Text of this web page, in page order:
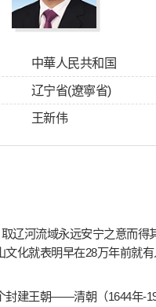
中華人民共和国
辽宁省(遼寧省)
王新伟
辽河流域永远安宁之意而得
文化就表明早在28万年前就
封建王朝——清朝（1644年-